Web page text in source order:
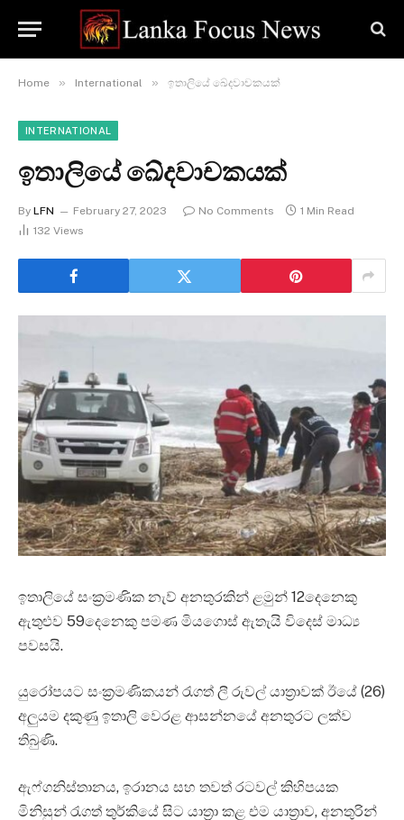
Home » International » ඉතාලියේ ඛේදවාචකයක්
INTERNATIONAL
ඉතාලියේ ඛේදවාචකයක්
By LFN February 27, 2023 No Comments
1 Min Read
132 Views
ඉතාලියේ සංක්‍රමණික නැව් අනතුරකින් ළමුන් 12දෙනෙකු
ඇතුළුව 59දෙනෙකු පමණ මියගොස් ඇතැයි විදෙස් මාධ්‍ය
පවසයි.
යුරෝපයට සංක්‍රමණිකයන් රැගත් ලී රුවල් යාත්‍රාවක් ඊයේ (26)
අලුයම දකුණු ඉතාලි වෙරළ ආසන්නයේ අනතුරට ලක්ව
තිබුණි.
ඇෆ්ගනිස්තානය, ඉරානය සහ තවත් රටවල් කිහිපයක
මිනිසුන් රැගත් තුර්කියේ සිට යාත්‍රා කළ එම යාත්‍රාව, අනතුරින්